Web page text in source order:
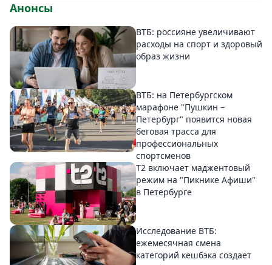
Анонсы
ВТБ: россияне увеличивают
расходы на спорт и здоровый
образ жизни
ВТБ: на Петербургском
марафоне "Пушкин –
Петербург" появится новая
беговая трасса для
профессиональных
спортсменов
Т2 включает маджентовый
режим на "Пикнике Афиши"
в Петербурге
Исследование ВТБ:
ежемесячная смена
категорий кешбэка создает